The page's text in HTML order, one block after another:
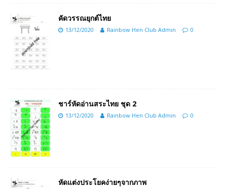
คัดวรรณยุกต์ไทย
13/12/2020 Rainbow Hen Club Admin 0
ชาร์หัดอ่านสระไทย ชุด 2
13/12/2020 Rainbow Hen Club Admin 0
หัดแต่งประโยคง่ายๆจากภาพ